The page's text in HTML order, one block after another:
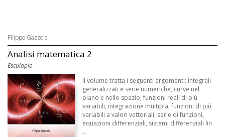
Filippo Gazzola
Analisi matematica 2
Esculapio
Il volume tratta i seguenti argomenti: integrali
generalizzati e serie numeriche, curve nel
piano e nello spazio, funzioni reali di più
variabili, integrazione multipla, funzioni di più
variabili a valori vettoriali, serie di funzioni,
equazioni differenziali, sistemi differenziali lin
...